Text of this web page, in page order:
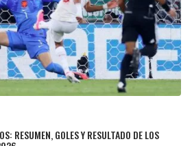
RESUMEN, GOLES Y RESULTADO DE LOS